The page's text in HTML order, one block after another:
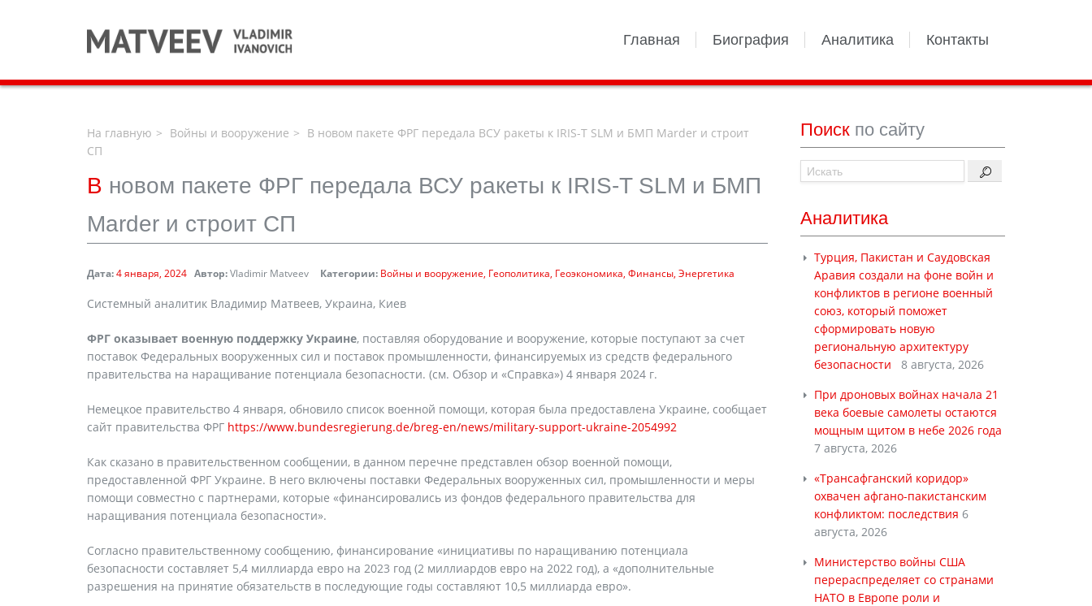
Главная Биография Аналитика Контакты
На главную Войны и вооружение
В новом пакете ФРГ передала ВСУ ракеты к IRIS-T SLM и БМП Marder и строит
СП
В новом пакете ФРГ передала ВСУ ракеты к IRIS-T SLM и БМП
Marder и строит СП
Дата:4 января, 2024 Автор:Vladimir Matveev Категории: Войны и вооружение Геополитика Геоэкономика Финансы Энергетика
Системный аналитик Владимир Матвеев, Украина, Киев
ФРГ оказывает военную поддержку Украине, поставляя оборудование и вооружение, которые поступают за счет
поставок Федеральных вооруженных сил и поставок промышленности, финансируемых из средств федерального
правительства на наращивание потенциала безопасности. (см. Обзор и «Справка») 4 января 2024 г.
Немецкое правительство 4 января, обновило список военной помощи, которая была предоставлена Украине, сообщает
сайт правительства ФРГ https://www.bundesregierung.de/breg-en/news/military-support-ukraine-2054992
Как сказано в правительственном сообщении, в данном перечне представлен обзор военной помощи,
предоставленной ФРГ Украине. В него включены поставки Федеральных вооруженных сил, промышленности и меры
помощи совместно с партнерами, которые «финансировались из фондов федерального правительства для
наращивания потенциала безопасности».
Согласно правительственному сообщению, финансирование «инициативы по наращиванию потенциала
безопасности составляет 5,4 миллиарда евро на 2023 год (2 миллиардов евро на 2022 год), а «дополнительные
разрешения на принятие обязательств в последующие годы составляют 10,5 миллиарда евро».
Поиск по сайту
Аналитика
Турция, Пакистан и Саудовская
Аравия создали на фоне войн и
конфликтов в регионе военный
союз, который поможет
сформировать новую
региональную архитектуру
безопасности
8 августа, 2026
При дроновых войнах начала 21
века боевые самолеты остаются
мощным щитом в небе 2026 года
7 августа, 2026
«Трансафганский коридор»
охвачен афгано-пакистанским
конфликтом: последствия 6
августа, 2026
Министерство войны США
перераспределяет со странами
НАТО в Европе роли и